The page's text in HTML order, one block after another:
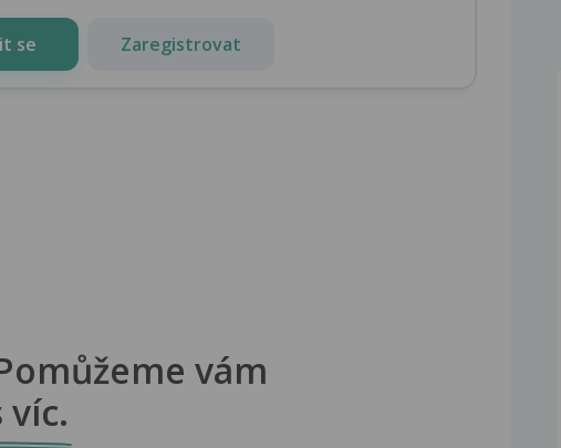
se Zaregistrovat
vám
víc.